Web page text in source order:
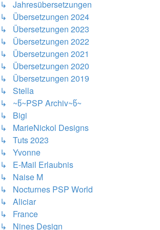
↳ Jahresübersetzungen
↳ Übersetzungen 2024
↳ Übersetzungen 2023
↳ Übersetzungen 2022
↳ Übersetzungen 2021
↳ Übersetzungen 2020
↳ Übersetzungen 2019
↳ Stella
↳ ~წ~PSP Archiv~წ~
↳ Bigi
↳ MarieNickol Designs
↳ Tuts 2023
↳ Yvonne
↳ E-Mail Erlaubnis
↳ Naise M
↳ Nocturnes PSP World
↳ Aliciar
↳ France
↳ Nines Design